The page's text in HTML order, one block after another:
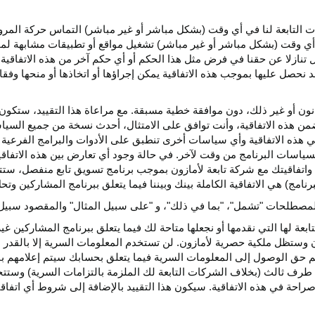
التابعة لنا في أي وقت (بشكل مباشر أو غير مباشر) التماس حركة
في أي وقت (بشكل مباشر أو غير مباشر) تشغيل مواقع أو تطبيقات
عن حقنا في فرض مثل هذا الحكم أو أي حكم آخر من هذه الاتفاقية
عليها بموجب هذه الاتفاقية يمكن إجراؤها أو اتخاذها أو منحها
أو غير ذلك، دون موافقة خطية مسبقة. مع مراعاة هذا التقييد،
هذه الاتفاقية، وأنت توافق على الامتثال، أحدث نسخة من جميع
في هذه الاتفاقية وأي سياسات أخرى تنطبق على الأدوات والبرامج
البرنامج من وقت لآخر. في حالة وجود أي تعارض بين هذه
مع شركة تابعة لأمازون بموجب برنامج تسويق تابع منفصل،
هي الاتفاقية الكاملة بينك وبيننا فيما يتعلق ببرنامج المشاركين
"تشمل"، "بما في ذلك"، و "على سبيل المثال" والمقصود سبيل
لها التي نقدمها أو نجعلها متاحة لك فيما يتعلق ببرنامج المشاركين
ملكية حصرية لأمازون. لن تستخدم المعلومات السرية إلا بالقدر
حق الوصول إلى المعلومات السرية فيما يتعلق بحسابك سيتم إعلامهم
ثالث (بخلاف الشركات التابعة لك الملزمة بالتزامات السرية)
في هذه الاتفاقية. سيكون هذا التقييد بالإضافة إلى شروط أي